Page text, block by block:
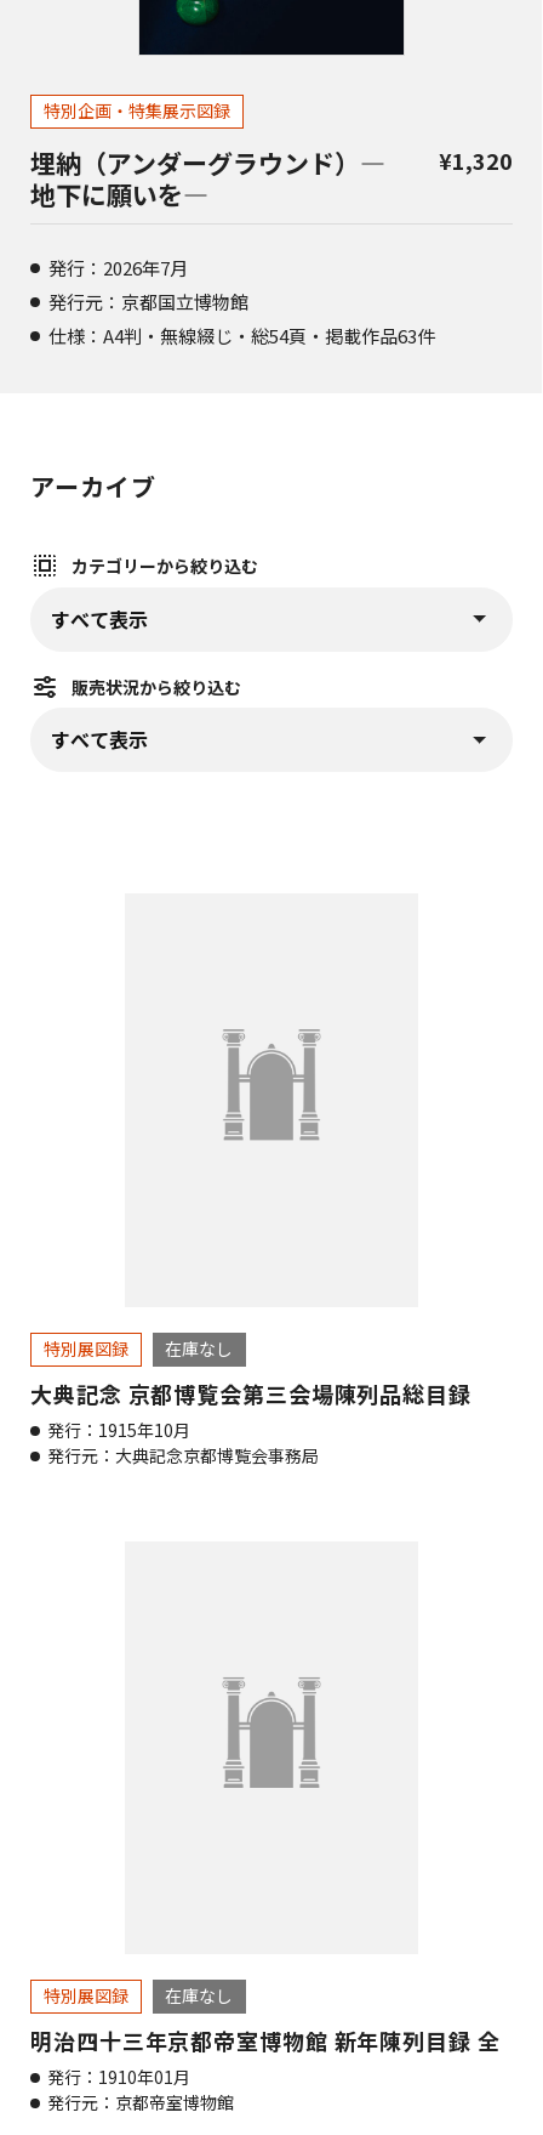
特別企画・特集展示図録
埋納（アンダーグラウンド）―
地下に願いを―
¥1,320
発行：2026年7月
発行元：京都国立博物館
仕様：A4判・無線綴じ・総54頁・掲載作品63件
アーカイブ
カテゴリーから絞り込む
プルダウンから選択すると、すぐに該当情報が表示されます
販売状況から絞り込む
販売状況から絞り込む (
プルダウンから選択すると、すぐに該当情報が表示されます
特別展図録 在庫なし
大典記念 京都博覧会第三会場陳列品総目録
発行：1915年10月
発行元：大典記念京都博覧会事務局
特別展図録 在庫なし
明治四十三年京都帝室博物館 新年陳列目録 全
発行：1910年01月
発行元：京都帝室博物館